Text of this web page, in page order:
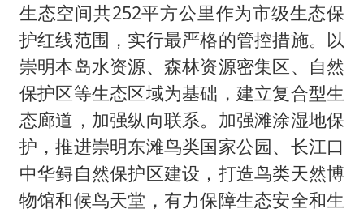
生态空间共252平方公里作为市级生态保
护红线范围，实行最严格的管控措施。以
崇明本岛水资源、森林资源密集区、自然
保护区等生态区域为基础，建立复合型生
态廊道，加强纵向联系。加强滩涂湿地保
护，推进崇明东滩鸟类国家公园、长江口
中华鲟自然保护区建设，打造鸟类天然博
物馆和候鸟天堂，有力保障生态安全和生